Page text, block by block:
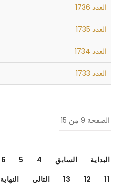
العدد 1736
العدد 1735
العدد 1734
العدد 1733
الصفحة 9 من 15
البداية السابق 4
5
6
11
12
13 التالي النهاية